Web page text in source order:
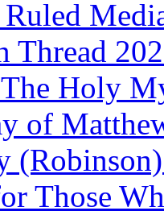
Ruled
Thread
Holy
of
Those